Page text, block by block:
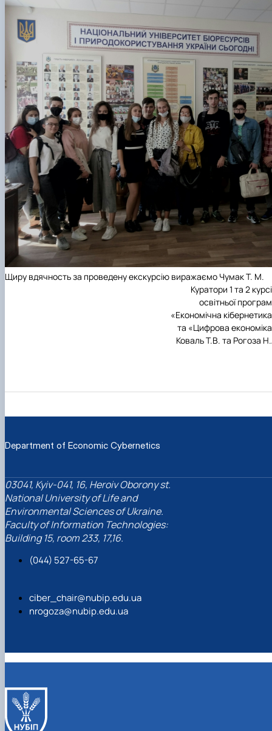
Щиру вдячность за проведену екскурсію виражаємо Чумак Т. М.
Куратори 1 та 2
освітньої
«Економічна
та «Цифрова
Коваль Т.В. та Рогоза
Department of Economic Cybernetics
03041, Kyiv-041, 16, Heroiv Oborony st.
National University of Life and
Environmental Sciences of Ukraine.
Faculty of Information Technologies:
Building 15, room 233, 17,16.
(044) 527-65-67
ciber_chair@nubip.edu.ua
nrogoza@nubip.edu.ua